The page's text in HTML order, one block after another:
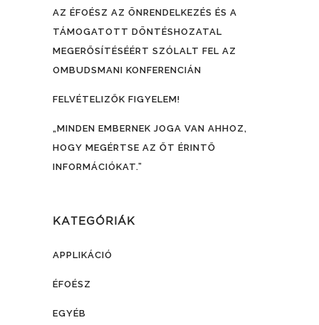
AZ ÉFOÉSZ AZ ÖNRENDELKEZÉS ÉS A
TÁMOGATOTT DÖNTÉSHOZATAL
MEGERŐSÍTÉSÉÉRT SZÓLALT FEL AZ
OMBUDSMANI KONFERENCIÁN
FELVÉTELIZŐK FIGYELEM!
„MINDEN EMBERNEK JOGA VAN AHHOZ,
HOGY MEGÉRTSE AZ ŐT ÉRINTŐ
INFORMÁCIÓKAT.”
KATEGÓRIÁK
APPLIKÁCIÓ
ÉFOÉSZ
EGYÉB